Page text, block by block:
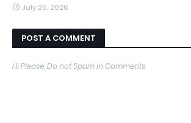
July 26, 2026
POST A COMMENT
Hi Please, Do not Spam in Comments